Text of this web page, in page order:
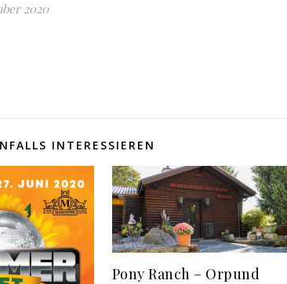
2020
INTERESSIEREN
Pony Ranch – Orpund